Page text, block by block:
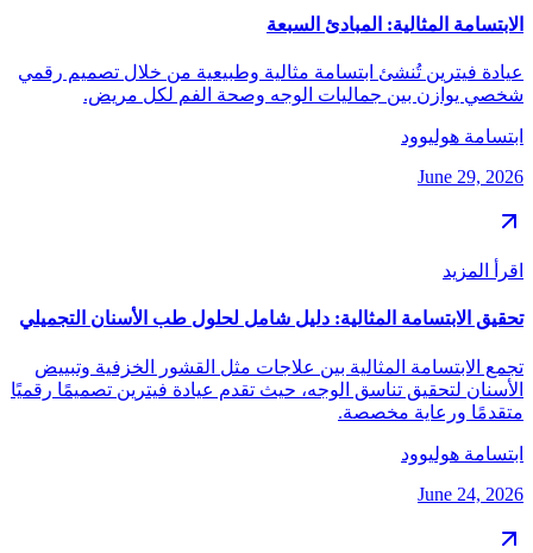
الابتسامة المثالية: المبادئ السبعة
عيادة فيترين تُنشئ ابتسامة مثالية وطبيعية من خلال تصميم رقمي
شخصي يوازن بين جماليات الوجه وصحة الفم لكل مريض.
ابتسامة هوليوود
June 29, 2026
اقرأ المزيد
تحقيق الابتسامة المثالية: دليل شامل لحلول طب الأسنان التجميلي
تجمع الابتسامة المثالية بين علاجات مثل القشور الخزفية وتبييض
الأسنان لتحقيق تناسق الوجه، حيث تقدم عيادة فيترين تصميمًا رقميًا
متقدمًا ورعاية مخصصة.
ابتسامة هوليوود
June 24, 2026